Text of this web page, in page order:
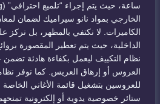
الخارجي بمواد نانو سيراميك لضمان
الكاميرات. لا نكتفي بالمظهر، بل نركز
الداخلية، حيث يتم تعطير المقصورة
نظام التكييف ليعمل بكفاءة هادئة تضمن
العروس أو إرهاق العريس. كما نوفر
للعروسين بتشغيل قائمة الأغاني الخاصة
ستائر خصوصية يدوية أو إلكترونية